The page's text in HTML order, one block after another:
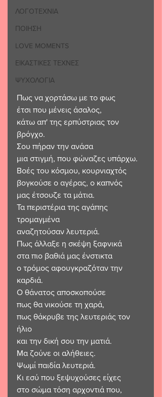
ΛΟΓΟΤΕΧΝΙΑ
ΠΟΙΗΣΗ
LOVE MOMENTS
ΕΙΚΑΣΤΙΚΕΣ ΤΕΧΝΕΣ
ΨΥΧΟΛΟΓΙΑ
Πως να χορτάσω με το φως
έτσι που μένεις άσαλος,
κάτω απ' της ερπύστριας τον
βρόγχο.
Σου πήραν την ανάσα
μια στιγμή, που φώναζες υπάρχω.
Βοές του κόσμου, κουρνιαχτός
βογκούσε ο αγέρας, ο καπνός
μας έτσουζε τα μάτια.
Τα περιστέρια της αγάπης
τρομαγμένα
αναζητούσαν λευτεριά.
Πως άλλαξε η σκέψη ξαφνικά
στα πιο βαθιά μας ένστικτα
ο τρόμος αφουγκραζόταν την
καρδιά.
Ο θάνατος αποσκοπούσε
πως θα νικούσε τη χαρά,
πως θάκρυβε της λευτεριάς τον
ήλιο
και την δική σου την ματιά.
Μα ζούνε οι αλήθειες.
Ψωμί παιδία λευτεριά.
Κι εσύ που ξεψυχούσες είχες
στο σώμα τόση αρχοντιά που,